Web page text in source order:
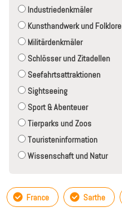
Industriedenkmäler
Kunsthandwerk und Folklore
Militärdenkmäler
Schlösser und Zitadellen
Seefahrtsattraktionen
Sightseeing
Sport & Abenteuer
Tierparks und Zoos
Touristeninformation
Wissenschaft und Natur
France Sarthe